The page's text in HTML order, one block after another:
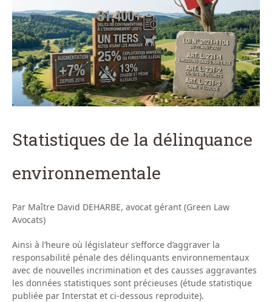
Statistiques de la délinquance
environnementale
Par Maître David DEHARBE, avocat gérant (Green Law
Avocats)
Ainsi à l’heure où législateur s’efforce d’aggraver la
responsabilité pénale des délinquants environnementaux
avec de nouvelles incrimination et des causses aggravantes
les données statistiques sont précieuses (étude statistique
publiée par Interstat et ci-dessous reproduite).